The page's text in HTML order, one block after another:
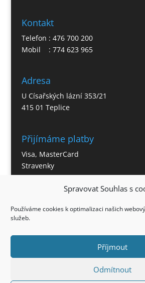
Spravovat Souhlas s
Používáme cookies k optimalizaci našich
služeb.
Příjmout
Odmítnout
Kontakt
Telefon : 476 700 200
Mobil : 774 623 965
Adresa
U Císařských lázní 353/21
415 01 Teplice
Přijímáme platby
Visa, MasterCard
Stravenky
Otevírací doba
Po – So 11:00 – 21:30 hod.